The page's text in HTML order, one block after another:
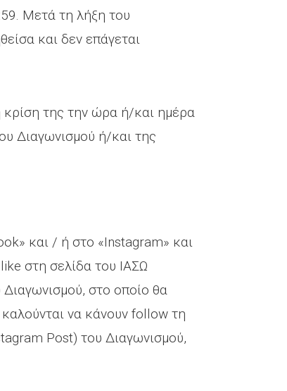
Μετά τη λήξη του
και δεν επάγεται
κρίση της την ώρα ή/και ημέρα
Διαγωνισμού ή/και της
και / ή στο «Instagram» και
στη σελίδα του ΙΑΣΩ
στο οποίο θα
να κάνουν follow τη
Post) του Διαγωνισμού,